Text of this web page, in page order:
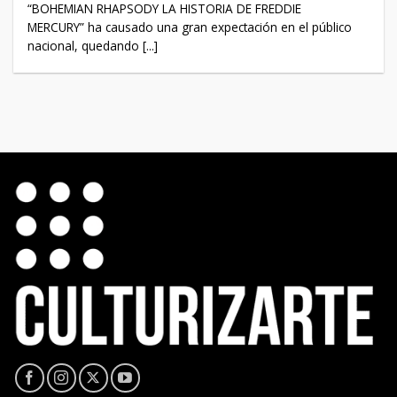
“BOHEMIAN RHAPSODY LA HISTORIA DE FREDDIE
MERCURY” ha causado una gran expectación en el público
nacional, quedando [...]